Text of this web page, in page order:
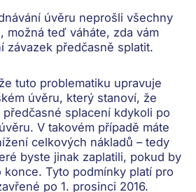
úvěru neprošli všechny
možná teď váháte, zda vám
závazek předčasně splatit.
tuto problematiku upravuje
úvěru, který stanoví, že
splacení kdykoli po
. V takovém případě máte
celkových nákladů – tedy
byste jinak zaplatili, pokud by
konce. Tyto podmínky platí pro
po 1. prosinci 2016.